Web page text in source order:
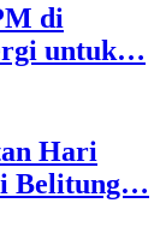
di
untuk…
Hari
Belitung…